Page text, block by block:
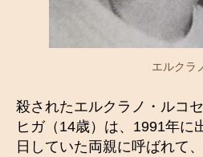
エルクラ
殺されたエルクラノ・ルコ
ヒガ（14歳）は、1991年に
日していた両親に呼ばれて